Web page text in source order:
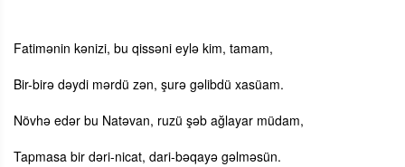
Fatimənin kənizi, bu qissəni eylə kim, tamam,
Bir-birə dəydi mərdü zən, şurə gəlibdü xasüam.
Növhə edər bu Natəvan, ruzü şəb ağlayar müdam,
Tapmasa bir dəri-nicat, dari-bəqayə gəlməsün.